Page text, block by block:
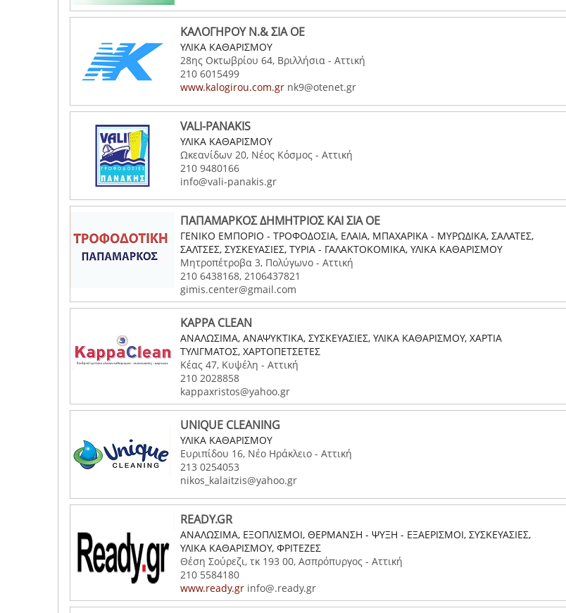
ΚΑΛΟΓΗΡΟΥ Ν.& ΣΙΑ ΟΕ
ΥΛΙΚΑ ΚΑΘΑΡΙΣΜΟΥ
28ης Οκτωβρίου 64, Βριλλήσια - Αττική
210 6015499
www.kalogirou.com.gr nk9@otenet.gr
VALI-PANAKIS
ΥΛΙΚΑ ΚΑΘΑΡΙΣΜΟΥ
Ωκεανίδων 20, Νέος Κόσμος - Αττική
210 9480166
info@vali-panakis.gr
ΠΑΠΑΜΑΡΚΟΣ ΔΗΜΗΤΡΙΟΣ ΚΑΙ ΣΙΑ ΟΕ
ΓΕΝΙΚΟ ΕΜΠΟΡΙΟ - ΤΡΟΦΟΔΟΣΙΑ, ΕΛΑΙΑ, ΜΠΑΧΑΡΙΚΑ - ΜΥΡΩΔΙΚΑ, ΣΑΛΑΤΕΣ,
ΣΑΛΤΣΕΣ, ΣΥΣΚΕΥΑΣΙΕΣ, ΤΥΡΙΑ - ΓΑΛΑΚΤΟΚΟΜΙΚΑ, ΥΛΙΚΑ ΚΑΘΑΡΙΣΜΟΥ
Μητροπέτροβα 3, Πολύγωνο - Αττική
210 6438168, 2106437821
gimis.center@gmail.com
KAPPA CLEAN
ΑΝΑΛΩΣΙΜΑ, ΑΝΑΨΥΚΤΙΚΑ, ΣΥΣΚΕΥΑΣΙΕΣ, ΥΛΙΚΑ ΚΑΘΑΡΙΣΜΟΥ, ΧΑΡΤΙΑ
ΤΥΛΙΓΜΑΤΟΣ, ΧΑΡΤΟΠΕΤΣΕΤΕΣ
Κέας 47, Κυψέλη - Αττική
210 2028858
kappaxristos@yahoo.gr
UNIQUE CLEANING
ΥΛΙΚΑ ΚΑΘΑΡΙΣΜΟΥ
Ευριπίδου 16, Νέο Ηράκλειο - Αττική
213 0254053
nikos_kalaitzis@yahoo.gr
READY.GR
ΑΝΑΛΩΣΙΜΑ, ΕΞΟΠΛΙΣΜΟΙ, ΘΕΡΜΑΝΣΗ - ΨΥΞΗ - ΕΞΑΕΡΙΣΜΟΙ, ΣΥΣΚΕΥΑΣΙΕΣ,
ΥΛΙΚΑ ΚΑΘΑΡΙΣΜΟΥ, ΦΡΙΤΕΖΕΣ
Θέση Σούρεζι, τκ 193 00, Ασπρόπυργος - Αττική
210 5584180
www.ready.gr info@.ready.gr